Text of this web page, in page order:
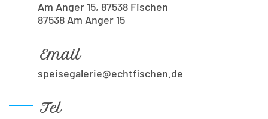
Am Anger 15, 87538 Fischen
87538 Am Anger 15
Email
speisegalerie@echtfischen.de
Tel